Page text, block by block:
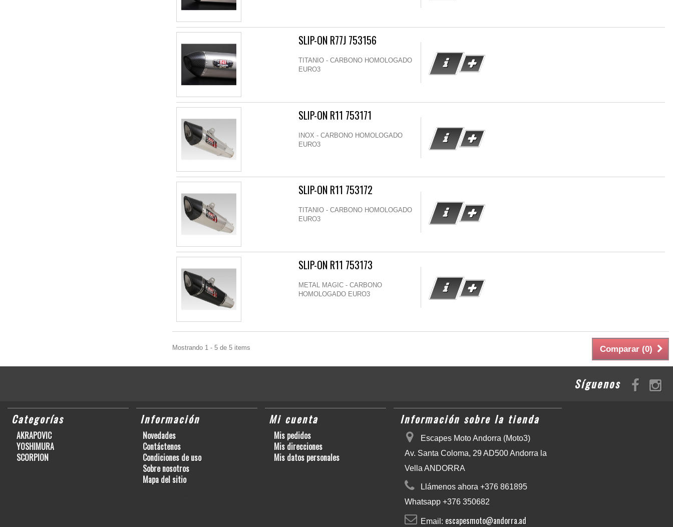
SLIP-ON R77J 753156
TITANIO - CARBONO HOMOLOGADO
EURO3
SLIP-ON R11 753171
INOX - CARBONO HOMOLOGADO
EURO3
SLIP-ON R11 753172
TITANIO - CARBONO HOMOLOGADO
EURO3
SLIP-ON R11 753173
METAL MAGIC - CARBONO
HOMOLOGADO EURO3
Comparar (0)
Mostrando 1 - 5 de 5 items
Síguenos
Categorías
AKRAPOVIC
YOSHIMURA
SCORPION
Información
Novedades
Contáctenos
Condiciones de uso
Sobre nosotros
Mapa del sitio
Mi cuenta
Mis pedidos
Mis direcciones
Mis datos personales
Información sobre la tienda
Escapes Moto Andorra (Moto3)
Av. Santa Coloma, 29 AD500 Andorra la
Vella ANDORRA
Llámenos ahora +376 861895
Whatsapp +376 350682
Email: escapesmoto@andorra.ad